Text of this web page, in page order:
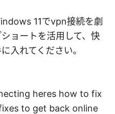
11でvpn接続を劇
ョートを活用して、快
入れてください。
heres how to fix
to get back online